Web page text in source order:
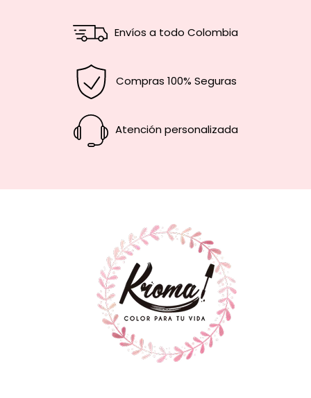
Envíos a todo Colombia
Compras 100% Seguras
Atención personalizada